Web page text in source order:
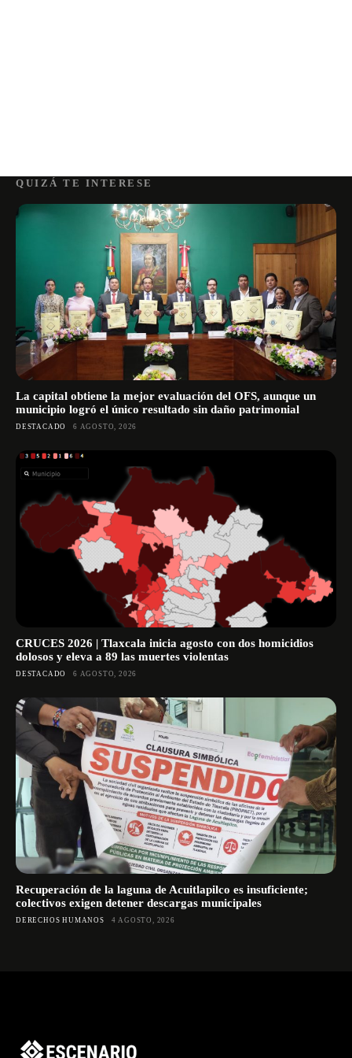
QUIZÁ TE INTERESE
La capital obtiene la mejor evaluación del OFS, aunque un
municipio logró el único resultado sin daño patrimonial
DESTACADO 6 AGOSTO, 2026
CRUCES 2026 | Tlaxcala inicia agosto con dos homicidios
dolosos y eleva a 89 las muertes violentas
DESTACADO 6 AGOSTO, 2026
Recuperación de la laguna de Acuitlapilco es insuficiente;
colectivos exigen detener descargas municipales
DERECHOS HUMANOS 4 AGOSTO, 2026